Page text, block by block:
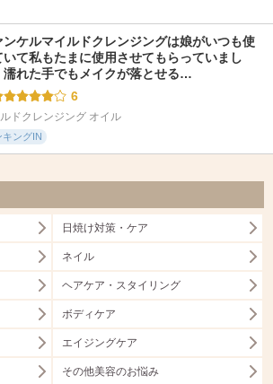
ンケルマイルドクレンジングは娘がいつも使
いて私もたまに使用させてもらっていまし
濡れた手でもメイクが落とせる…
6
ドクレンジング オイル
キングIN
日焼け対策・ケア
ネイル
ヘアケア・スタイリング
ボディケア
エイジングケア
その他美容のお悩み